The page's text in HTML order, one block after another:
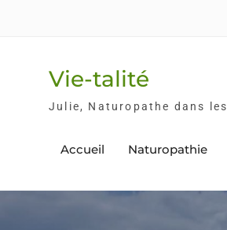
Vie-talité
Julie, Naturopathe dans
Accueil Naturopathie